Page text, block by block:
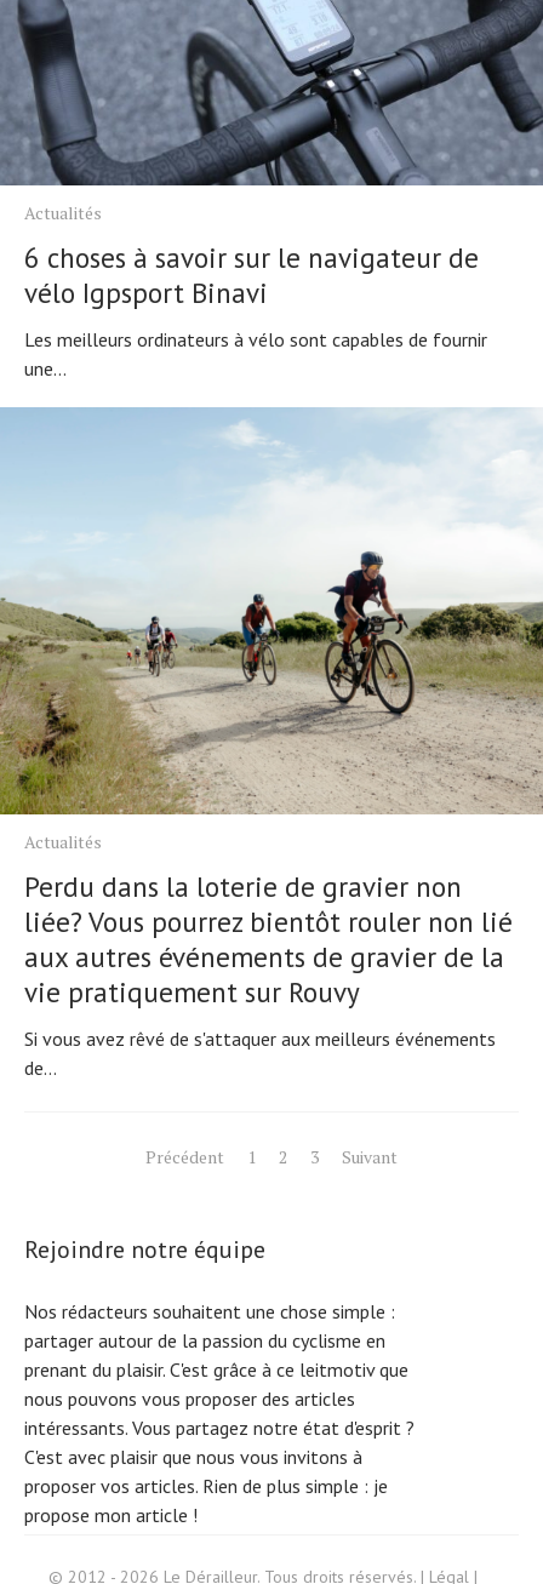
Actualités
6 choses à savoir sur le navigateur de
vélo Igpsport Binavi
Les meilleurs ordinateurs à vélo sont capables de fournir
une...
Actualités
Perdu dans la loterie de gravier non
liée? Vous pourrez bientôt rouler non lié
aux autres événements de gravier de la
vie pratiquement sur Rouvy
Si vous avez rêvé de s'attaquer aux meilleurs événements
de...
Pagination
publications
Précédent 1 2 3 Suivant
Rejoindre notre équipe
Nos rédacteurs souhaitent une chose simple :
partager autour de la passion du cyclisme en
prenant du plaisir. C'est grâce à ce leitmotiv que
nous pouvons vous proposer des articles
intéressants. Vous partagez notre état d'esprit ?
C'est avec plaisir que nous vous invitons à
proposer vos articles. Rien de plus simple : je
propose mon article !
© 2012 - 2026 Le Dérailleur. Tous droits réservés. | Légal |
S
e
a
r
c
h
f
o
r
: